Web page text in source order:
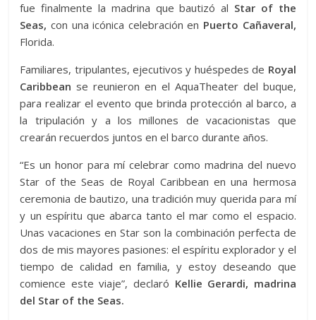
fue finalmente la madrina que bautizó al Star of the
Seas, con una icónica celebración en Puerto Cañaveral,
Florida.
Familiares, tripulantes, ejecutivos y huéspedes de Royal
Caribbean se reunieron en el AquaTheater del buque,
para realizar el evento que brinda protección al barco, a
la tripulación y a los millones de vacacionistas que
crearán recuerdos juntos en el barco durante años.
“Es un honor para mí celebrar como madrina del nuevo
Star of the Seas de Royal Caribbean en una hermosa
ceremonia de bautizo, una tradición muy querida para mí
y un espíritu que abarca tanto el mar como el espacio.
Unas vacaciones en Star son la combinación perfecta de
dos de mis mayores pasiones: el espíritu explorador y el
tiempo de calidad en familia, y estoy deseando que
comience este viaje”, declaró Kellie Gerardi, madrina
del Star of the Seas.